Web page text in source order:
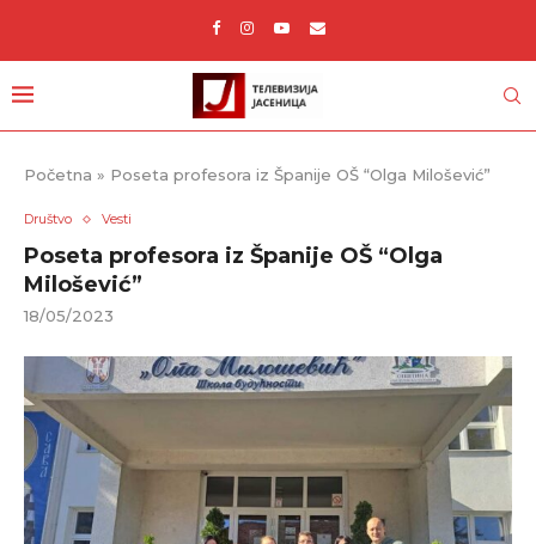
Početna » Poseta profesora iz Španije OŠ “Olga Milošević”
Društvo Vesti
Poseta profesora iz Španije OŠ “Olga
Milošević”
18/05/2023